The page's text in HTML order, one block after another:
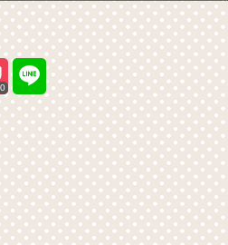
キスまとめ
We (여전히 우리는)
2019年11月2日TSUTAYAにて先行レンタ
Hyun Bin 현빈❤️ 손예진 Son Ye Jin-
❤️ソンイェジン / エンジョイ❕
も登場した愛猫が急死…イ・ソンギョンら
– Taka News
！？「黒騎士～永遠の約束～」メイキング
より）
入弁護人」第1回特別公開！
ジウ チョ・ヒョンジェ
ハン・イェスル
九尾狐外伝 制作発表会
イ・ボミ、今日（28日）結婚……
キム・ユジョン、「健康がとても回復…痩
!? 」 (11/26)
熱愛彼氏はあの大物俳優
ルフショットで近況を伝える“会いたいで
「まず熱く掃除せよ」に出演確定…“台本
ンディング
均館 5話」
0